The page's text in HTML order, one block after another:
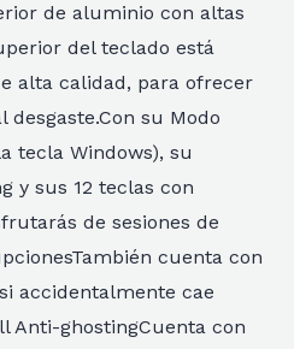
de aluminio con altas
del teclado está
alta calidad, para ofrecer
su Modo
tecla Windows), su
y sus 12 teclas con
de sesiones de
cuenta con
accidentalmente cae
Anti-ghostingCuenta con